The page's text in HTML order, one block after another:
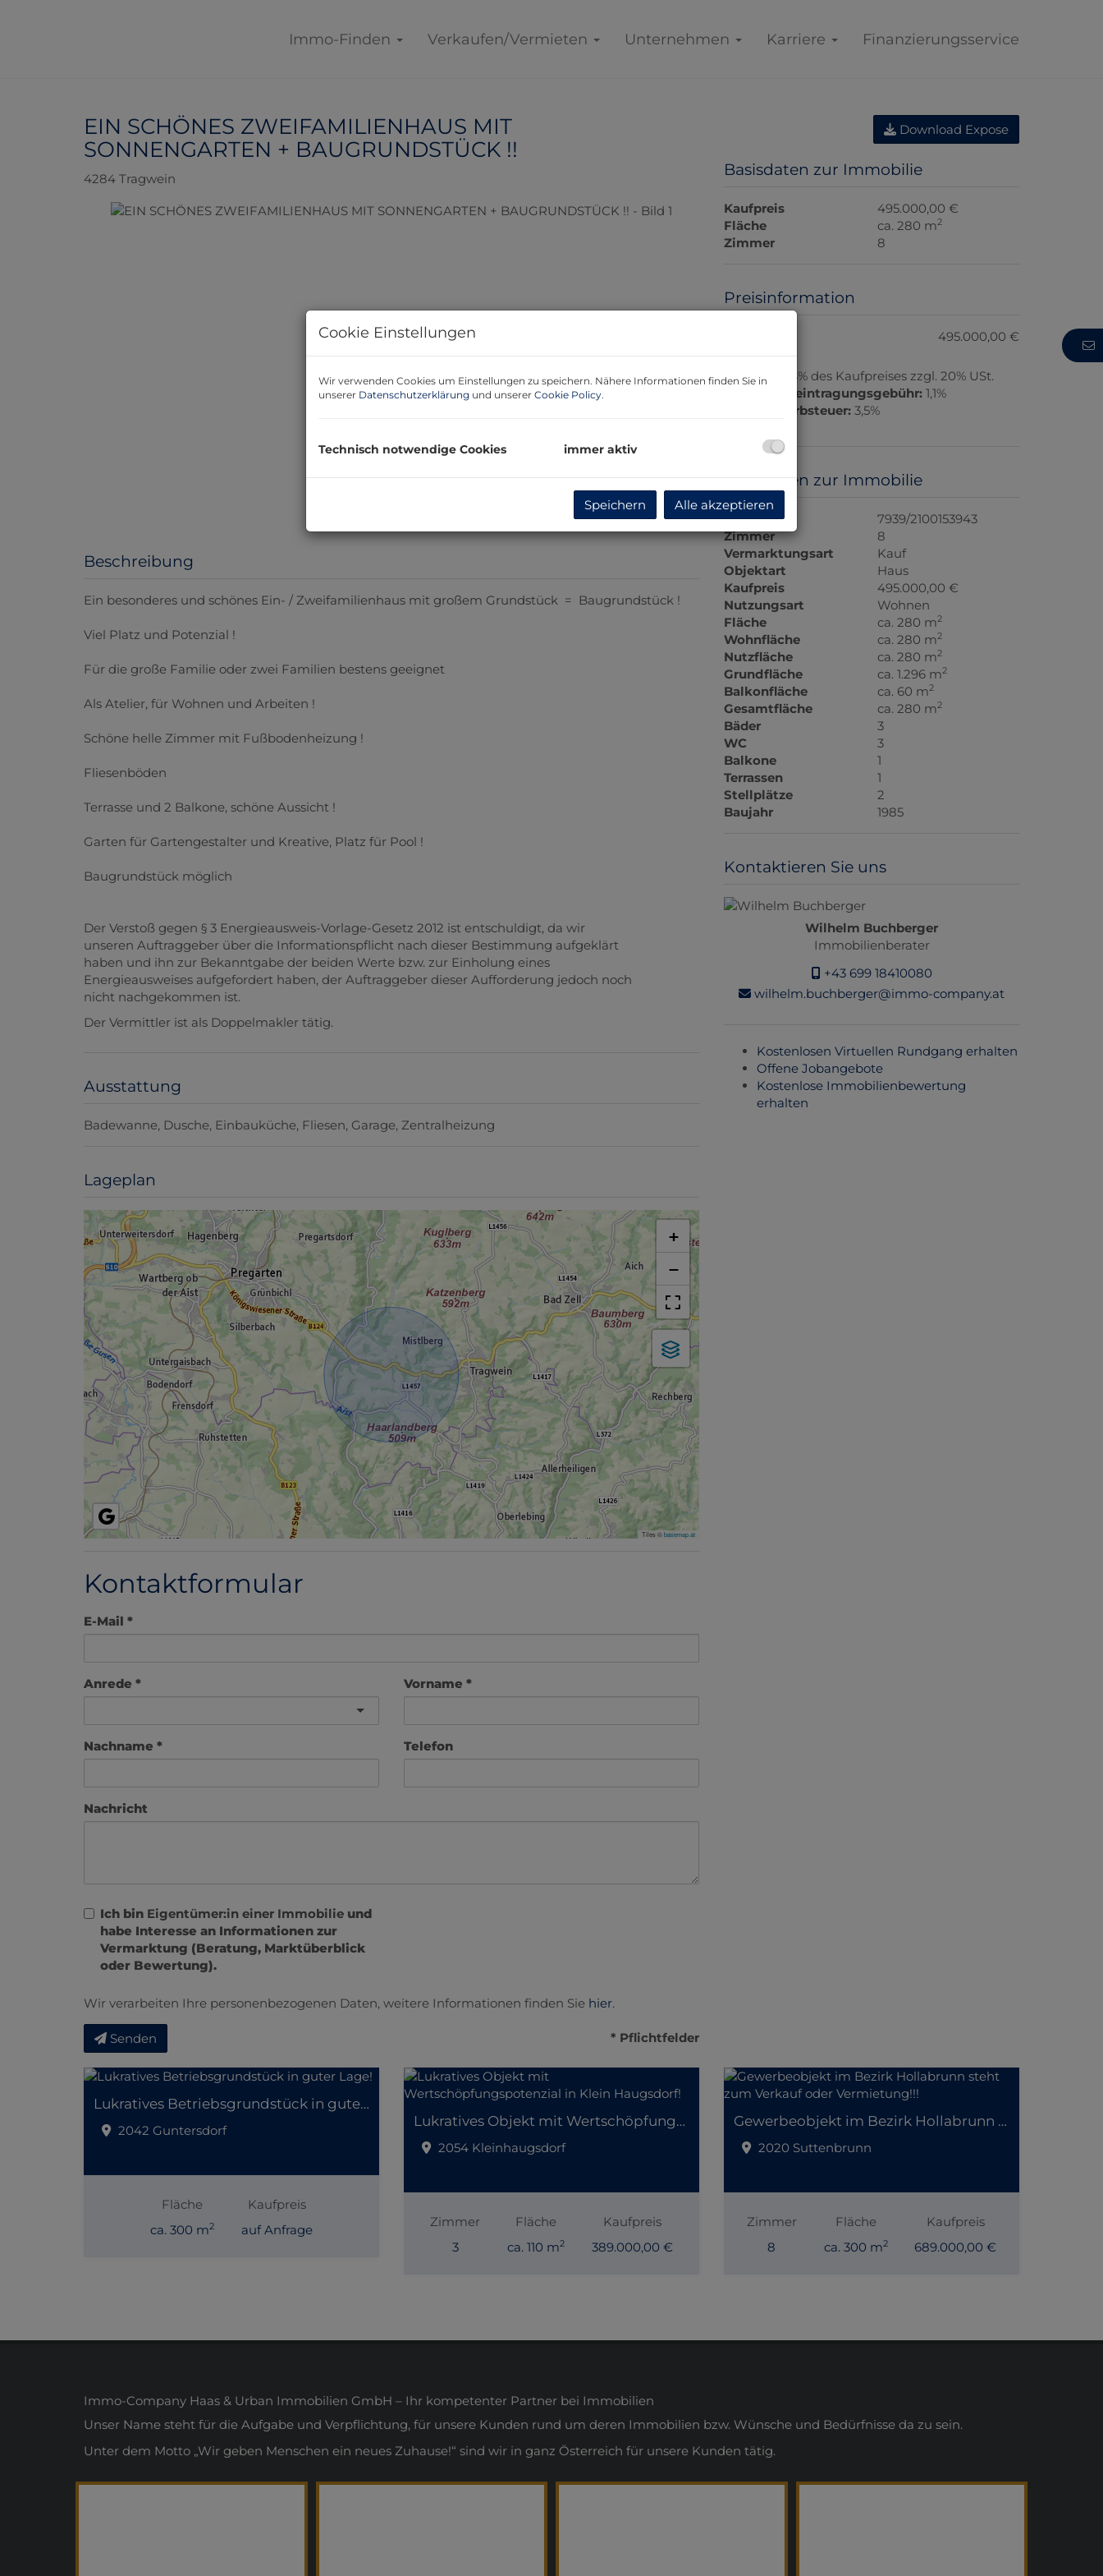
Immo-Finden Verkaufen/Vermieten Unternehmen Karriere Finanzierungsservice
EIN SCHÖNES ZWEIFAMILIENHAUS MIT
SONNENGARTEN + BAUGRUNDSTÜCK !!
4284 Tragwein
Beschreibung
Ein besonderes und schönes Ein- / Zweifamilienhaus mit großem Grundstück = Baugrundstück !
Viel Platz und Potenzial !
Für die große Familie oder zwei Familien bestens geeignet
Als Atelier, für Wohnen und Arbeiten !
Schöne helle Zimmer mit Fußbodenheizung !
Fliesenböden
Terrasse und 2 Balkone, schöne Aussicht !
Garten für Gartengestalter und Kreative, Platz für Pool !
Baugrundstück möglich
Der Verstoß gegen § 3 Energieausweis-Vorlage-Gesetz 2012 ist entschuldigt, da wir
unseren Auftraggeber über die Informationspflicht nach dieser Bestimmung aufgeklärt
haben und ihn zur Bekanntgabe der beiden Werte bzw. zur Einholung eines
Energieausweises aufgefordert haben, der Auftraggeber dieser Aufforderung jedoch noch
nicht nachgekommen ist.
Der Vermittler ist als Doppelmakler tätig.
Ausstattung
Badewanne Dusche Einbauküche Fliesen Garage Zentralheizung
Lageplan
+
−
Tiles ©basemap.at
Kontaktformular
E-Mail
Anrede Vorname
Nachname Telefon
Nachricht
Ich bin Eigentümer:in einer Immobilie und
habe Interesse an Informationen zur
Vermarktung (Beratung, Marktüberblick
oder Bewertung).
Wir verarbeiten Ihre personenbezogenen Daten, weitere Informationen finden Sie hier.
Senden * Pflichtfelder
Download Expose
Basisdaten zur Immobilie
Kaufpreis
495.000,00 €
Fläche
ca. 280 m2
Zimmer 8
Preisinformation
495.000,00 €
Provision:
3% des Kaufpreises zzgl. 20% USt.
Grundbucheintragungsgebühr: 1,1%
Grunderwerbsteuer: 3,5%
Basisdaten zur Immobilie
Objektnr.
7939/2100153943
Zimmer
8
Vermarktungsart
Kauf
Objektart
Haus
Kaufpreis
495.000,00 €
Nutzungsart
Wohnen
Fläche
ca. 280 m2
Wohnfläche ca. 280 m2
Nutzfläche ca. 280 m2
Grundfläche ca. 1.296 m2
Balkonfläche ca. 60 m2
Gesamtfläche ca. 280 m2
Bäder
3
WC
3
Balkone
1
Terrassen
1
Stellplätze
2
Baujahr
1985
Kontaktieren Sie uns
Wilhelm Buchberger
Immobilienberater
+43 699 18410080
wilhelm.buchberger@immo-company.at
Kostenlosen Virtuellen Rundgang erhalten
Offene Jobangebote
Kostenlose Immobilienbewertung
erhalten
Lukratives Betriebsgrundstück in guter Lage!
2042 Guntersdorf
Fläche
ca. 300 m2
Kaufpreis
auf Anfrage
Lukratives Objekt mit Wertschöpfungspotenzial in Klein Haugsdorf!
2054 Kleinhaugsdorf
Zimmer
3
Fläche
ca. 110 m2
Kaufpreis
389.000,00 €
Gewerbeobjekt im Bezirk Hollabrunn steht zum Verkauf oder Vermietung!!!
2020 Suttenbrunn
Zimmer
8
Fläche
ca. 300 m2
Kaufpreis
689.000,00 €
Immo-Company Haas & Urban Immobilien GmbH – Ihr kompetenter Partner bei Immobilien
Unser Name steht für die Aufgabe und Verpflichtung, für unsere Kunden rund um deren Immobilien bzw. Wünsche und Bedürfnisse da zu sein.
Unter dem Motto „Wir geben Menschen ein neues Zuhause!“ sind wir in ganz Österreich für unsere Kunden tätig.
Cookie Einstellungen
Wir verwenden Cookies um Einstellungen zu speichern. Nähere Informationen finden Sie in
unserer Datenschutzerklärung und unserer Cookie Policy.
Technisch notwendige Cookies immer aktiv
Speichern Alle akzeptieren